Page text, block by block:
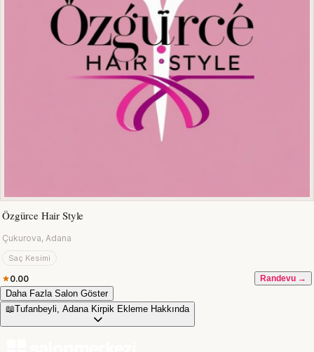
Özgürce Hair Style
Çukurova, Adana
Saç Kesimi
0.00 Randevu →
Daha Fazla Salon Göster
📖Tufanbeyli, Adana Kirpik Ekleme Hakkında